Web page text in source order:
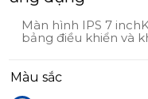
Màn hình IPS 7
bảng điều khiển và
Màu sắc